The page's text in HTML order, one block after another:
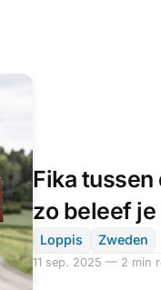
Fika
zo beleef
loppis
Loppis Zweden
11 sep. 2025 — 2 min